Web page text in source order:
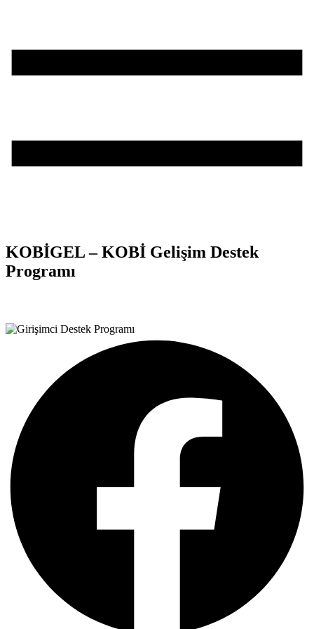
KOBİGEL – KOBİ Gelişim Destek
Programı